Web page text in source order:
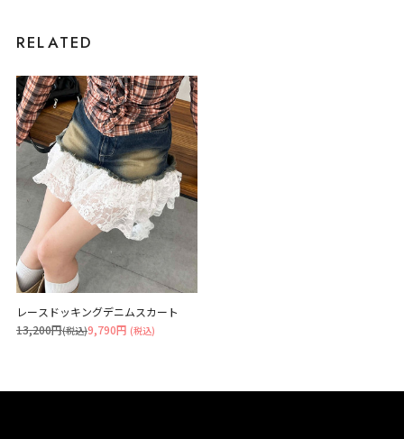
RELATED
レースドッキングデニムスカート
9,790円 (税込)
13,200円(税込)